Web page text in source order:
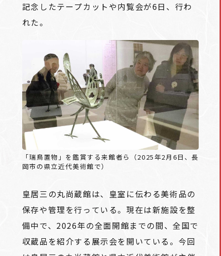
記念したテープカットや内覧会が6日、行わ
れた。
「瑞鳥置物」を鑑賞する来館者ら（2025年2月6日、長
岡市の県立近代美術館で）
皇居三の丸尚蔵館は、皇室に伝わる美術品の
保存や管理を行っている。現在は新施設を整
備中で、2026年の全面開館までの間、全国で
収蔵品を紹介する展示会を開いている。今回